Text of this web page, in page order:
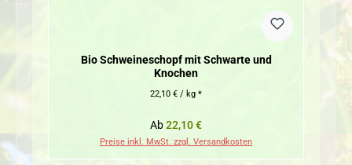
Bio Schweineschopf mit Schwarte und
Knochen
22,10 € / kg *
Regulärer Preis:
Ab22,10 €
Preise inkl. MwSt. zzgl. Versandkosten